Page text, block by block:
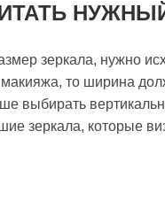
зеркала, нужно
макияжа, то ширина
выбирать
зеркала, которые